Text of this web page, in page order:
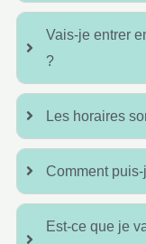
Vais-je entrer
?
Les horaires
Comment
Est-ce que je